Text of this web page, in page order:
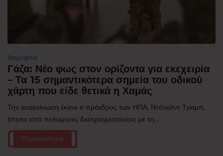
Δημοφιλή
Γάζα: Νέο φως στον ορίζοντα για εκεχειρία
– Τα 15 σημαντικότερα σημεία του οδικού
χάρτη που είδε θετικά η Χαμάς
Την ανακοίνωση έκανε ο πρόεδρος των ΗΠΑ, Ντόναλντ Τραμπ,
έπειτα από πολύμηνες διαπραγματεύσεις με τη...
Περισσότερα